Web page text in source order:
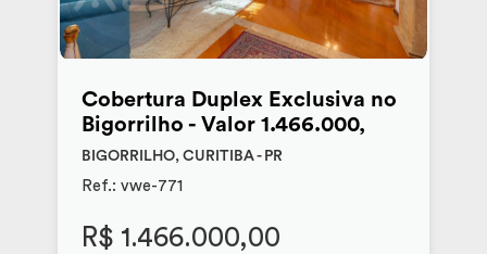
Cobertura Duplex Exclusiva no
Bigorrilho - Valor 1.466.000,
BIGORRILHO, CURITIBA - PR
Ref.: vwe-771
R$ 1.466.000,00